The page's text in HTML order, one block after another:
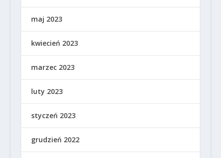
maj 2023
kwiecień 2023
marzec 2023
luty 2023
styczeń 2023
grudzień 2022